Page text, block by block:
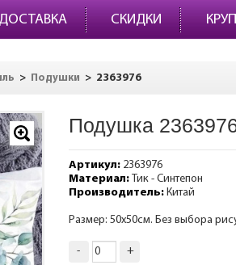
ДОСТАВКА СКИДКИ
> Подушки > 2363976
Подушка
Артикул:2363976
Материал:Тик - Синтепон
Производитель:Китай
Размер: 50х50см. Без выбора
- +